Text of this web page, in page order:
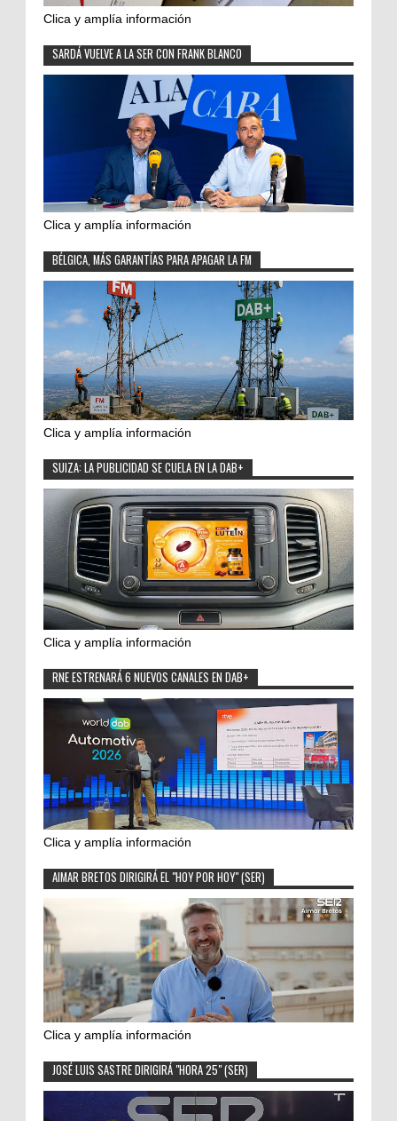
Clica y amplía información
SARDÁ VUELVE A LA SER CON FRANK BLANCO
Clica y amplía información
BÉLGICA, MÁS GARANTÍAS PARA APAGAR LA FM
Clica y amplía información
SUIZA: LA PUBLICIDAD SE CUELA EN LA DAB+
Clica y amplía información
RNE ESTRENARÁ 6 NUEVOS CANALES EN DAB+
Clica y amplía información
AIMAR BRETOS DIRIGIRÁ EL "HOY POR HOY" (SER)
Clica y amplía información
JOSÉ LUIS SASTRE DIRIGIRÁ "HORA 25" (SER)